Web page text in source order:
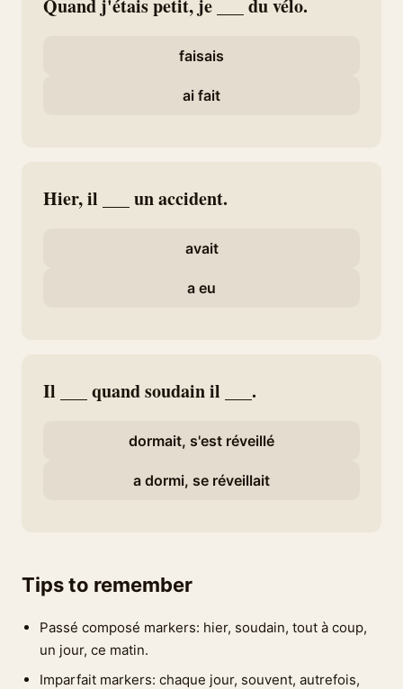
Quand j'étais petit, je ___ du vélo.
faisais
ai fait
Hier, il ___ un accident.
avait
a eu
Il ___ quand soudain il ___.
dormait, s'est réveillé
a dormi, se réveillait
Tips to remember
Passé composé markers: hier, soudain, tout à coup,
un jour, ce matin.
Imparfait markers: chaque jour, souvent, autrefois,